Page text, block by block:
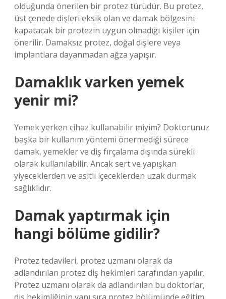
olduğunda önerilen bir protez türüdür. Bu protez,
üst çenede dişleri eksik olan ve damak bölgesini
kapatacak bir protezin uygun olmadığı kişiler için
önerilir. Damaksız protez, doğal dişlere veya
implantlara dayanmadan ağza yapışır.
Damaklık varken yemek
yenir mi?
Yemek yerken cihaz kullanabilir miyim? Doktorunuz
başka bir kullanım yöntemi önermediği sürece
damak, yemekler ve diş fırçalama dışında sürekli
olarak kullanılabilir. Ancak sert ve yapışkan
yiyeceklerden ve asitli içeceklerden uzak durmak
sağlıklıdır.
Damak yaptırmak için
hangi bölüme gidilir?
Protez tedavileri, protez uzmanı olarak da
adlandırılan protez diş hekimleri tarafından yapılır.
Protez uzmanı olarak da adlandırılan bu doktorlar,